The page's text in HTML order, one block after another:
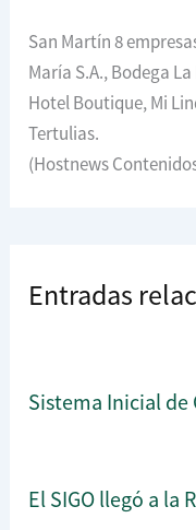
San Martín 8
María S.A., Bodega
Hotel Boutique, Mi
Tertulias.
(Hostnews
Entradas
Sistema Inicial de
El SIGO llegó a la